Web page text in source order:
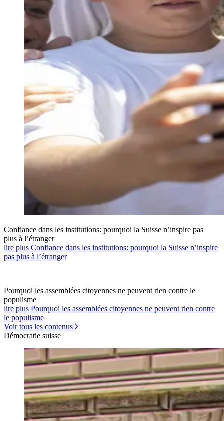
Confiance dans les institutions: pourquoi la Suisse n’inspire pas
plus à l’étranger
lire plus Confiance dans les institutions: pourquoi la Suisse n’inspire
pas plus à l’étranger
Pourquoi les assemblées citoyennes ne peuvent rien contre le
populisme
lire plus Pourquoi les assemblées citoyennes ne peuvent rien contre
le populisme
Voir tous les contenus
Démocratie suisse